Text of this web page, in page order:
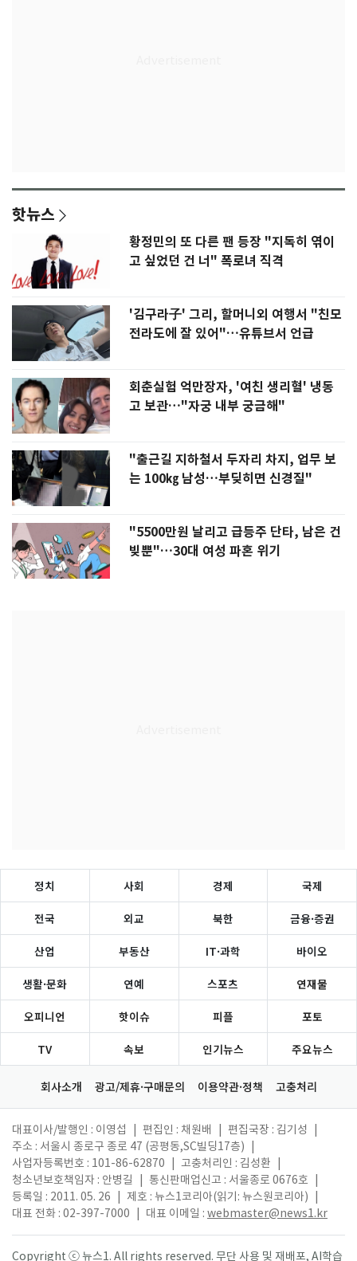
핫뉴스
황정민의 또 다른 팬 등장 "지독히 엮이
고 싶었던 건 너" 폭로녀 직격
'김구라子' 그리, 할머니외 여행서 "친모
전라도에 잘 있어"…유튜브서 언급
회춘실험 억만장자, '여친 생리혈' 냉동
고 보관…"자궁 내부 궁금해"
"출근길 지하철서 두자리 차지, 업무 보
는 100㎏ 남성…부딪히면 신경질"
"5500만원 날리고 급등주 단타, 남은 건
빚뿐"…30대 여성 파혼 위기
정치 사회 경제 국제
전국 외교 북한 금융·증권
산업 부동산 IT·과학 바이오
생활·문화 연예 스포츠 연재물
오피니언 핫이슈 피플 포토
TV 속보 인기뉴스 주요뉴스
회사소개 광고/제휴·구매문의 이용약관·정책 고충처리
대표이사/발행인 : 이영섭 편집인 : 채원배 편집국장 : 김기성
주소 : 서울시 종로구 종로 47 (공평동,SC빌딩17층)
사업자등록번호 : 101-86-62870
고충처리인 : 김성환
청소년보호책임자 : 안병길
통신판매업신고 : 서울종로 0676호
등록일 : 2011. 05. 26
제호 : 뉴스1코리아(읽기: 뉴스원코리아)
대표 전화 : 02-397-7000
대표 이메일 : webmaster@news1.kr
Copyright ⓒ 뉴스1. All rights reserved. 무단 사용 및 재배포, AI학습